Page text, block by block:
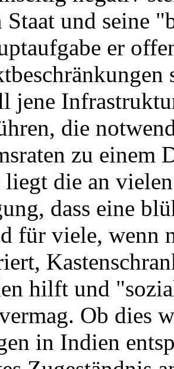
und seine
er
jene
die
zu einem
die an
dass eine
für viele, wenn
hilft und
Ob dies
in Indien